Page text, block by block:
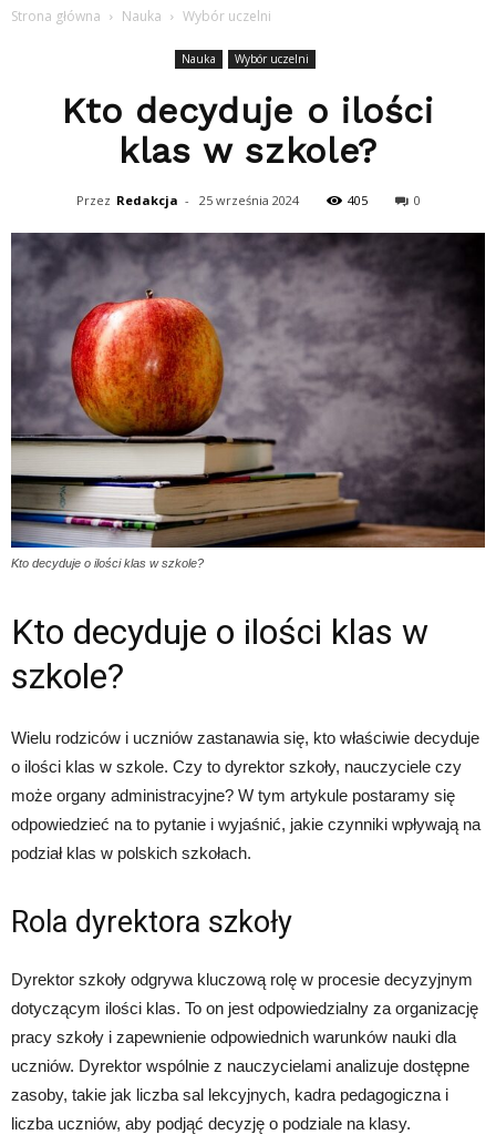
Strona główna Nauka Wybór uczelni
Nauka Wybór uczelni
Kto decyduje o ilości
klas w szkole?
Przez Redakcja - 25 września 2024 405 0
Kto decyduje o ilości klas w szkole?
Kto decyduje o ilości klas w
szkole?
Wielu rodziców i uczniów zastanawia się, kto właściwie decyduje
o ilości klas w szkole. Czy to dyrektor szkoły, nauczyciele czy
może organy administracyjne? W tym artykule postaramy się
odpowiedzieć na to pytanie i wyjaśnić, jakie czynniki wpływają na
podział klas w polskich szkołach.
Rola dyrektora szkoły
Dyrektor szkoły odgrywa kluczową rolę w procesie decyzyjnym
dotyczącym ilości klas. To on jest odpowiedzialny za organizację
pracy szkoły i zapewnienie odpowiednich warunków nauki dla
uczniów. Dyrektor wspólnie z nauczycielami analizuje dostępne
zasoby, takie jak liczba sal lekcyjnych, kadra pedagogiczna i
liczba uczniów, aby podjąć decyzję o podziale na klasy.